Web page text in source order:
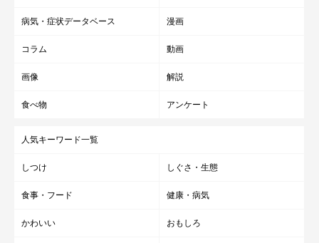
病気・症状データベース 漫画
コラム 動画
画像 解説
食べ物 アンケート
人気キーワード一覧
しつけ しぐさ・生態
食事・フード 健康・病気
かわいい おもしろ